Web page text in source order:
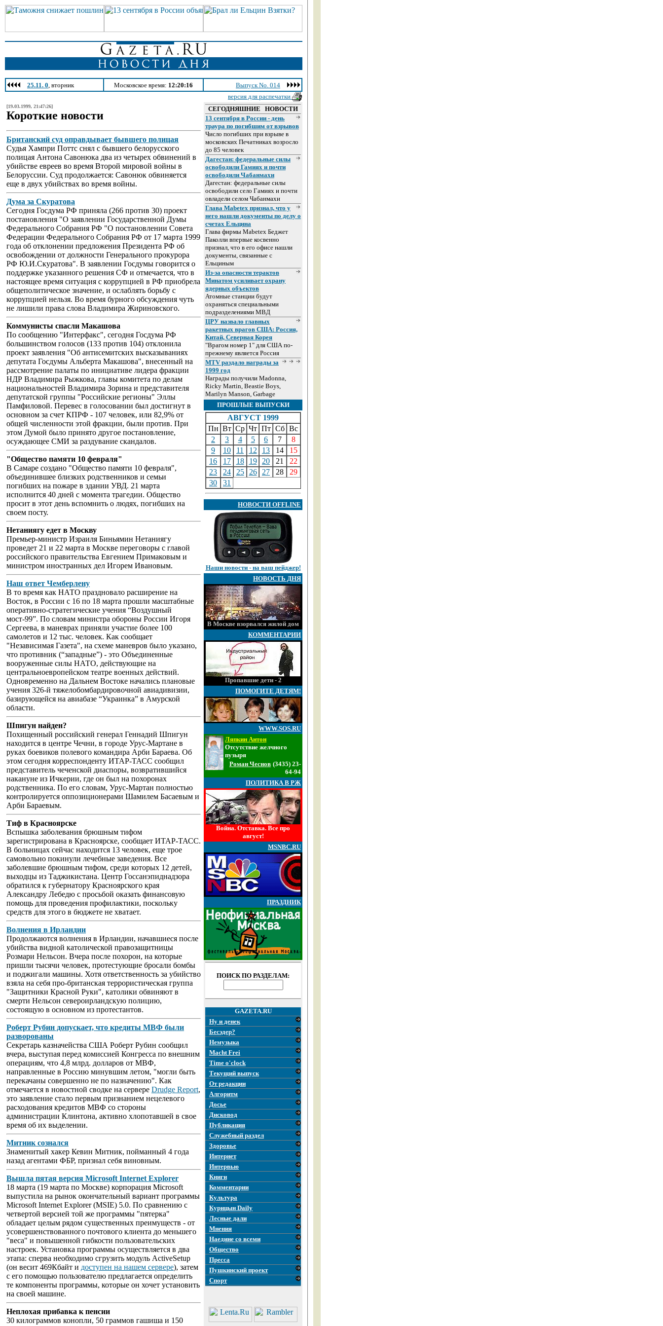
25.11. 0, вторник Московское время: 12:20:16
Выпуск No. 014
версия для распечатки
[19.03.1999, 21:47:26]
Короткие новости
Британский суд оправдывает бывшего полицая
Судья Хампри Поттс снял с бывшего белорусского
полицая Антона Савонюка два из четырех обвинений в
убийстве евреев во время Второй мировой войны в
Белоруссии. Суд продолжается: Савонюк обвиняется
еще в двух убийствах во время войны.
Дума за Скуратова
Сегодня Госдума РФ приняла (266 против 30) проект
постановления "О заявлении Государственной Думы
Федерального Собрания РФ "О постановлении Совета
Федерации Федерального Собрания РФ от 17 марта 1999
года об отклонении предложения Президента РФ об
освобождении от должности Генерального прокурора
РФ Ю.И.Скуратова". В заявлении Госдумы говорится о
поддержке указанного решения СФ и отмечается, что в
настоящее время ситуация с коррупцией в РФ приобрела
общеполитическое значение, и ослаблять борьбу с
коррупцией нельзя. Во время бурного обсуждения чуть
не лишили права слова Владимира Жириновского.
Коммунисты спасли Макашова
По сообщению "Интерфакс", сегодня Госдума РФ
большинством голосов (133 против 104) отклонила
проект заявления "Об антисемитских высказываниях
депутата Госдумы Альберта Макашова", внесенный на
рассмотрение палаты по инициативе лидера фракции
НДР Владимира Рыжкова, главы комитета по делам
национальностей Владимира Зорина и представителя
депутатской группы "Российские регионы" Эллы
Памфиловой. Перевес в голосовании был достигнут в
основном за счет КПРФ - 107 человек, или 82,9% от
общей численности этой фракции, были против. При
этом Думой было принято другое постановление,
осуждающее СМИ за раздувание скандалов.
"Общество памяти 10 февраля"
В Самаре создано "Общество памяти 10 февраля",
объединившее близких родственников и семьи
погибших на пожаре в здании УВД. 21 марта
исполнится 40 дней с момента трагедии. Общество
просит в этот день вспомнить о людях, погибших на
своем посту.
Нетаниягу едет в Москву
Премьер-министр Израиля Биньямин Нетаниягу
проведет 21 и 22 марта в Москве переговоры с главой
российского правительства Евгением Примаковым и
министром иностранных дел Игорем Ивановым.
Наш ответ Чемберлену
В то время как НАТО праздновало расширение на
Восток, в России с 16 по 18 марта прошли масштабные
оперативно-стратегические учения “Воздушный
мост-99”. По словам министра обороны России Игоря
Сергеева, в маневрах приняли участие более 100
самолетов и 12 тыс. человек. Как сообщает
"Независимая Газета", на схеме маневров было указано,
что противник (“западные”) - это Объединенные
вооруженные силы НАТО, действующие на
центральноевропейском театре военных действий.
Одновременно на Дальнем Востоке начались плановые
учения 326-й тяжелобомбардировочной авиадивизии,
базирующейся на авиабазе “Украинка” в Амурской
области.
Шпигун найден?
Похищенный российский генерал Геннадий Шпигун
находится в центре Чечни, в городе Урус-Мартане в
руках боевиков полевого командира Арби Бараева. Об
этом сегодня корреспонденту ИТАР-ТАСС сообщил
представитель чеченской диаспоры, возвратившийся
накануне из Ичкерии, где он был на похоронах
родственника. По его словам, Урус-Мартан полностью
контролируется оппозиционерами Шамилем Басаевым и
Арби Бараевым.
Тиф в Красноярске
Вспышка заболевания брюшным тифом
зарегистрирована в Красноярске, сообщает ИТАР-ТАСС.
В больницах сейчас находится 13 человек, еще трое
самовольно покинули лечебные заведения. Все
заболевшие брюшным тифом, среди которых 12 детей,
выходцы из Таджикистана. Центр Госсанэпиднадзора
обратился к губернатору Красноярского края
Александру Лебедю с просьбой оказать финансовую
помощь для проведения профилактики, поскольку
средств для этого в бюджете не хватает.
Волнения в Ирландии
Продолжаются волнения в Ирландии, начавшиеся после
убийства видной католической правозащитницы
Розмари Нельсон. Вчера после похорон, на которые
пришли тысячи человек, протестующие бросали бомбы
и поджигали машины. Хотя ответственность за убийство
взяла на себя про-британская террористическая группа
"Защитники Красной Руки", католики обвиняют в
смерти Нельсон североирландскую полицию,
состоящую в основном из протестантов.
Роберт Рубин допускает, что кредиты МВФ были
разворованы
Секретарь казначейства США Роберт Рубин сообщил
вчера, выступая перед комиссией Конгресса по внешним
операциям, что 4,8 млрд. долларов от МВФ,
направленные в Россию минувшим летом, "могли быть
перекачаны совершенно не по назначению". Как
отмечается в новостной сводке на сервере Drudge Report,
это заявление стало первым признанием нецелевого
расходования кредитов МВФ со стороны
администрации Клинтона, активно хлопотавшей в свое
время об их выделении.
Митник сознался
Знаменитый хакер Кевин Митник, пойманный 4 года
назад агентами ФБР, признал себя виновным.
Вышла пятая версия Microsoft Internet Explorer
18 марта (19 марта по Москве) корпорация Microsoft
выпустила на рынок окончательный вариант программы
Microsoft Internet Explorer (MSIE) 5.0. По сравнению с
четвертой версией той же программы "пятерка"
обладает целым рядом существенных преимуществ - от
усовершенствованного почтового клиента до меньшего
"веса" и повышенной гибкости пользовательских
настроек. Установка программы осуществляется в два
этапа: сперва необходимо сгрузить модуль ActiveSetup
(он весит 469Кбайт и доступен на нашем сервере), затем
с его помощью пользователю предлагается определить
те компоненты программы, которые он хочет установить
на своей машине.
Неплохая прибавка к пенсии
30 килограммов конопли, 50 граммов гашиша и 150
СЕГОДНЯШНИЕ НОВОСТИ
13 сентября в России - день
траура по погибшим от взрывов
Число погибших при взрыве в
московских Печатниках возросло
до 85 человек
Дагестан: федеральные силы
освободили Гамиях и почти
освободили Чабанмахи
Дагестан: федеральные силы
освободили село Гамиях и почти
овладели селом Чабанмахи
Глава Mabetex признал, что у
него нашли документы по делу о
счетах Ельцина
Глава фирмы Mabetex Беджет
Паколли впервые косвенно
признал, что в его офисе нашли
документы, связанные с
Ельциным
Из-за опасности терактов
Минатом усиливает охрану
ядерных объектов
Атомные станции будут
охраняться специальными
подразделениями МВД
ЦРУ назвало главных
ракетных врагов США: Россия,
Китай, Северная Корея
"Врагом номер 1" для США по-
прежнему является Россия
MTV раздало награды за
1999 год
Награды получили Madonna,
Ricky Martin, Beastie Boys,
Marilyn Manson, Garbage
ПРОШЛЫЕ ВЫПУСКИ
АВГУСТ 1999
Пн Вт Ср Чт Пт Сб Вс
2
3 4 5 6 7
8
9
10 11 12 13 14
15
16
17 18 19 20 21
22
23
24 25 26 27 28
29
30
31
НОВОСТИ OFFLINE
Наши новости - на ваш пейджер!
НОВОСТЬ ДНЯ
В Москве взорвался жилой дом
КОММЕНТАРИИ
Пропавшие дети - 2
ПОМОГИТЕ ДЕТЯМ!
WWW.SOS.RU
Ляпкин Антон
Отсутствие желчного
пузыря
Роман Чеснов (3435) 23-
64-94
ПОЛИТИКА В РЖ
Война. Отставка. Все про
август!
MSNBC.RU
ПРАЗДНИК
ПОИСК ПО РАЗДЕЛАМ:
GAZETA.RU
Ну и денек
Бесэдер?
Немузыка
Macht Frei
Time o'clock
Текущий выпуск
От редакции
Алгоритм
Досье
Дисковод
Публикация
Служебный раздел
Здоровье
Интернет
Интервью
Книги
Комментарии
Культура
Курицын Daily
Лесные дали
Мнения
Наедине со всеми
Общество
Пресса
Пушкинский проект
Спорт